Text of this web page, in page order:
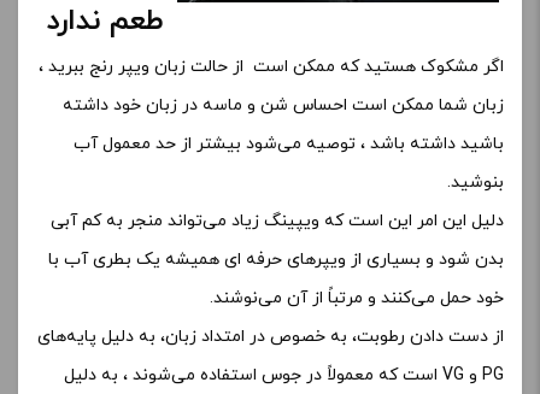
طعم ندارد
اگر مشکوک هستید که ممکن است از حالت زبان ویپر رنج ببرید ،
زبان شما ممکن است احساس شن و ماسه در زبان خود داشته
باشید داشته باشد ، توصیه می‌شود بیشتر از حد معمول آب
بنوشید.
دلیل این امر این است که ویپینگ زیاد می‌تواند منجر به کم آبی
بدن شود و بسیاری از ویپرهای حرفه ای همیشه یک بطری آب با
خود حمل می‌کنند و مرتباً از آن می‌نوشند.
از دست دادن رطوبت، به خصوص در امتداد زبان، به دلیل پایه‌های
PG و VG است که معمولاً در جوس استفاده می‌شوند ، به دلیل